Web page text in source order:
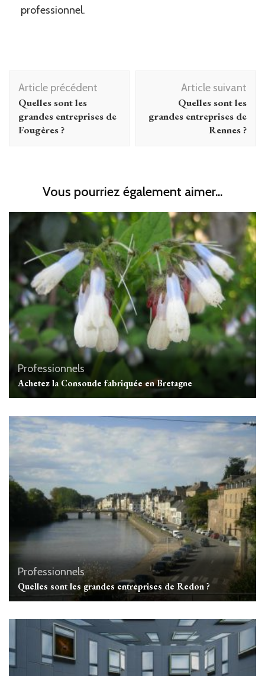
professionnel.
Navigation
d'article
Article précédent
Quelles sont les
grandes entreprises de
Fougères ?
Article suivant
Quelles sont les
grandes entreprises de
Rennes ?
Vous pourriez également aimer...
Professionnels
Achetez la Consoude fabriquée en Bretagne
Professionnels
Quelles sont les grandes entreprises de Redon ?